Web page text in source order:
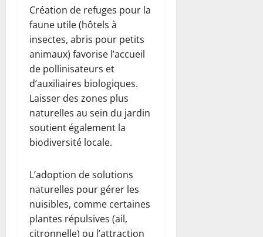
Création de refuges pour la
faune utile (hôtels à
insectes, abris pour petits
animaux) favorise l’accueil
de pollinisateurs et
d’auxiliaires biologiques.
Laisser des zones plus
naturelles au sein du jardin
soutient également la
biodiversité locale.
L’adoption de solutions
naturelles pour gérer les
nuisibles, comme certaines
plantes répulsives (ail,
citronnelle) ou l’attraction